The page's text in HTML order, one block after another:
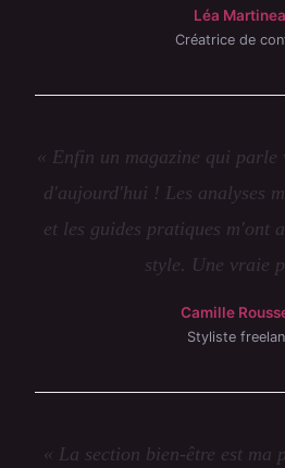
Léa
Créatrice de
« Enfin un magazine qui parle
d'aujourd'hui ! Les analyses
et les guides pratiques m'ont
style. Une vraie
Camille
Styliste
« La section bien-être est ma